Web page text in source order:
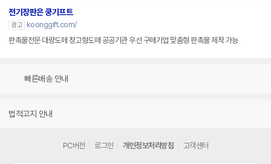
전기장판은 쿵기프트
광고
koonggift.com/
판촉물전문 대량도매 창고형도매 공공기관 우선 구매기업 맞춤형 판촉물 제작 가능
빠른배송 안내
법적고지 안내
PC버전 로그인 개인정보처리방침 고객센터